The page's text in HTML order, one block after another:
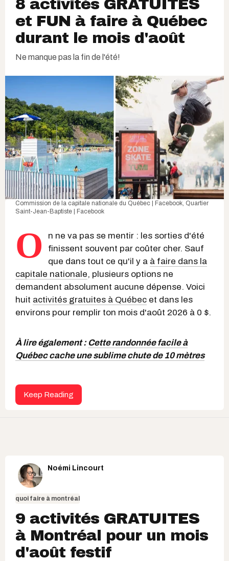
8 activités GRATUITES
et FUN à faire à Québec
durant le mois d'août
Ne manque pas la fin de l'été!
Commission de la capitale nationale du Québec | Facebook Quartier
Saint-Jean-Baptiste | Facebook
O
n ne va pas se mentir : les sorties d'été
finissent souvent par coûter cher. Sauf
que dans tout ce qu'il y a à faire dans la
capitale nationale, plusieurs options ne
demandent absolument aucune dépense. Voici
huit activités gratuites à Québec et dans les
environs pour remplir ton mois d'août 2026 à 0 $.
À lire également : Cette randonnée facile à
Québec cache une sublime chute de 10 mètres
Keep Reading
Noémi Lincourt
quoi faire à montréal
9 activités GRATUITES
à Montréal pour un mois
d'août festif